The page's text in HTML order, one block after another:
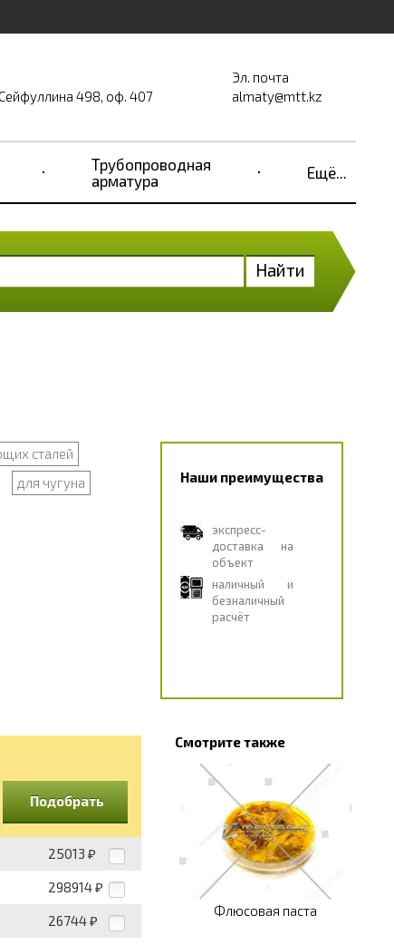
498, оф. 407
Эл. почта
almaty@mtt.kz
Трубопроводная
арматура
Ещё...
Найти
сталей
для чугуна
Наши преимущества
экспресс-
доставка на
объект
наличный и
безналичный
расчёт
Подобрать
25013 ₽
298914 ₽
26744 ₽
Смотрите также
Флюсовая паста